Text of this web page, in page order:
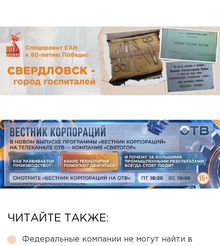
ЧИТАЙТЕ ТАКЖЕ:
Федеральные компании не могут найти в